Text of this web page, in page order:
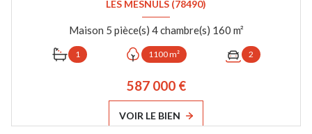
LES MESNULS (78490)
Maison 5 pièce(s) 4 chambre(s) 160 m²
1 1100 m² 2
587 000 €
VOIR LE BIEN